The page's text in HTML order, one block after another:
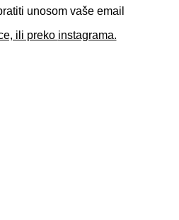
unosom vaše email
ili preko instagrama.